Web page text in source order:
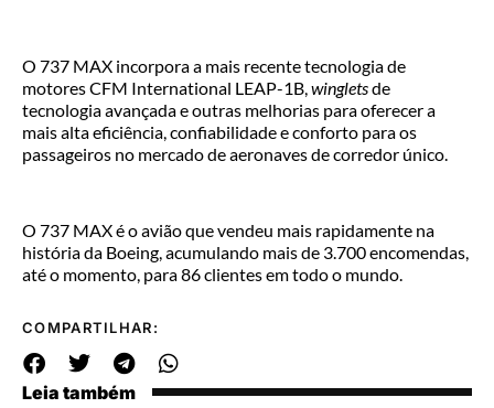
O 737 MAX incorpora a mais recente tecnologia de
motores CFM International LEAP-1B, wingletsde
tecnologia avançada e outras melhorias para oferecer a
mais alta eficiência, confiabilidade e conforto para os
passageiros no mercado de aeronaves de corredor único.
O 737 MAX é o avião que vendeu mais rapidamente na
história da Boeing, acumulando mais de 3.700 encomendas,
até o momento, para 86 clientes em todo o mundo.
COMPARTILHAR:
Leia também